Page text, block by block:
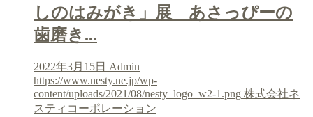
しのはみがき」展 あさっぴーの
歯磨き...
2022年3月15日 Admin
https://www.nesty.ne.jp/wp-
content/uploads/2021/08/nesty_logo_w2-1.png 株式会社ネ
スティコーポレーション